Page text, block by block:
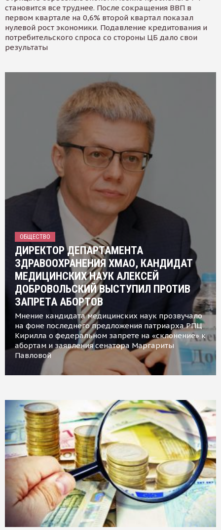
становится все труднее. После сокращения ВВП в
первом квартале на 0,6% второй квартал показал
нулевой рост экономики. Подавление кредитования и
потребительского спроса со стороны ЦБ дало свои
результаты
ОБЩЕСТВО
ДИРЕКТОР ДЕПАРТАМЕНТА
ЗДРАВООХРАНЕНИЯ ХМАО, КАНДИДАТ
МЕДИЦИНСКИХ НАУК АЛЕКСЕЙ
ДОБРОВОЛЬСКИЙ ВЫСТУПИЛ ПРОТИВ
ЗАПРЕТА АБОРТОВ
Мнение кандидата медицинских наук прозвучало
на фоне последнего предложения патриарха РПЦ
Кирилла о федеральном запрете на «склонение» к
абортам и заявления сенатора Маргариты
Павловой